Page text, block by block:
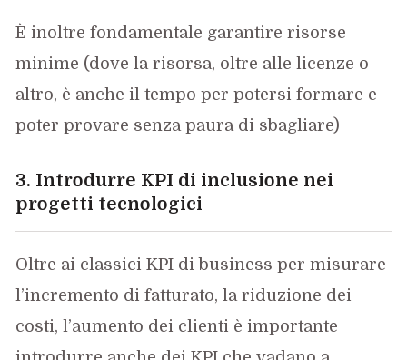
È inoltre fondamentale garantire risorse
minime (dove la risorsa, oltre alle licenze o
altro, è anche il tempo per potersi formare e
poter provare senza paura di sbagliare)
3. Introdurre KPI di inclusione nei
progetti tecnologici
Oltre ai classici KPI di business per misurare
l’incremento di fatturato, la riduzione dei
costi, l’aumento dei clienti è importante